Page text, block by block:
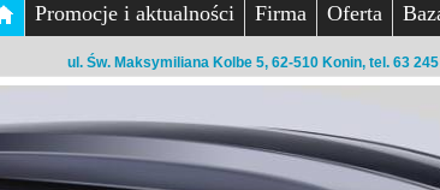
Promocje i aktualności Firma Oferta
ul. Św. Maksymiliana Kolbe 5, 62-510 Konin, tel. 63